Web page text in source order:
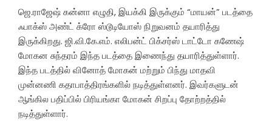
ஜெ.ராஜேஷ் கன்னா எழுதி, இயக்கி இருக்கும் “மாயன்” படத்தை
ஃபாக்ஸ் அண்ட் க்ரோ ஸ்டூடியோஸ் நிறுவனம் தயாரித்து
இருக்கிறது. ஜி.வி.கே.எம். எலிபன்ட் பிக்சர்ஸ் டாட்டோ கணேஷ்
மோகன சுந்தரம் இந்த படத்தை இணைந்து தயாரித்துள்ளார்.
இந்த படத்தில் வினோத் மோகன் மற்றும் பிந்து மாதவி
முன்னணி கதாபாத்திரங்களில் நடித்துள்ளனர். இவர்களுடன்
ஆங்கில பதிப்பில் பிரியங்கா மோகன் சிறப்பு தோற்றத்தில்
நடித்துள்ளார்.